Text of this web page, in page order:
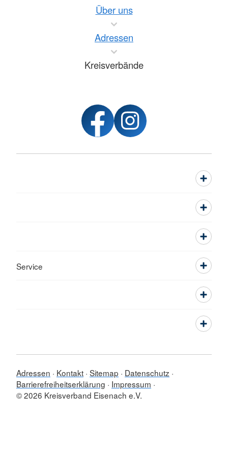
Über uns
Adressen
Kreisverbände
Service
Adressen Kontakt Sitemap
Datenschutz
Barrierefreiheitserklärung
Impressum
© 2026 Kreisverband Eisenach e.V.